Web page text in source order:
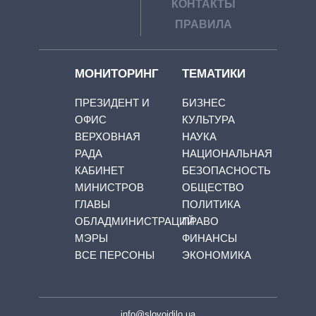
КОНТАКТЫ
ПРАВИЛА
МОНИТОРИНГ
ПРЕЗИДЕНТ И
ОФИС
ВЕРХОВНАЯ
РАДА
КАБИНЕТ
МИНИСТРОВ
ГЛАВЫ
ОБЛАДМИНИСТРАЦИЙ
МЭРЫ
ВСЕ ПЕРСОНЫ
ТЕМАТИКИ
БИЗНЕС
КУЛЬТУРА
НАУКА
НАЦИОНАЛЬНАЯ
БЕЗОПАСНОСТЬ
ОБЩЕСТВО
ПОЛИТИКА
ПРАВО
ФИНАНСЫ
ЭКОНОМИКА